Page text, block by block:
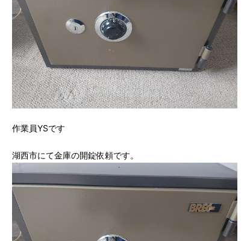
作業員YSです
湖西市にて金庫の開錠依頼です。